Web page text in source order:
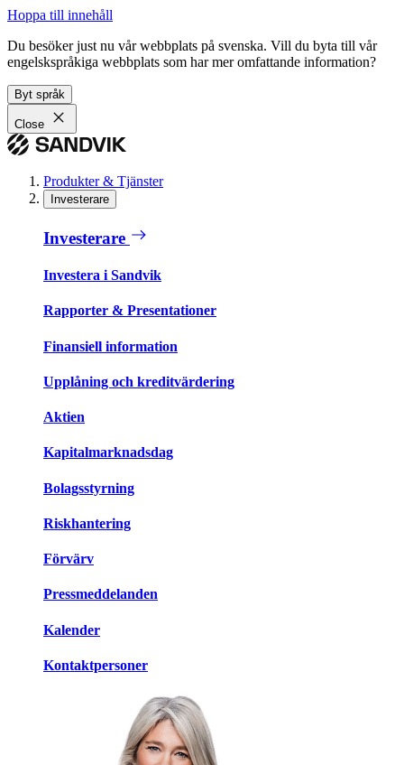
Hoppa till innehåll
Du besöker just nu vår webbplats på svenska. Vill du byta till vår
engelskspråkiga webbplats som har mer omfattande information?
Byt språk
Close
Produkter & Tjänster
Investerare
Investerare
Investera i Sandvik
Rapporter & Presentationer
Finansiell information
Upplåning och kreditvärdering
Aktien
Kapitalmarknadsdag
Bolagsstyrning
Riskhantering
Förvärv
Pressmeddelanden
Kalender
Kontaktpersoner